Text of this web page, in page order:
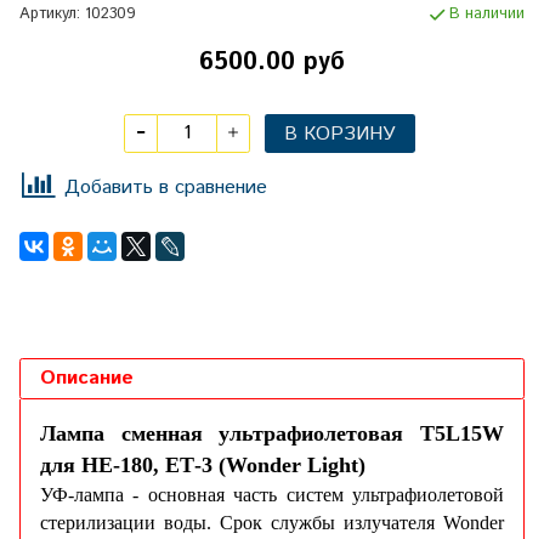
Артикул: 102309 В наличии
6500.00 руб
В КОРЗИНУ
Добавить в сравнение
Описание
Лампа сменная ультрафиолетовая T5L15W
для НЕ-180, ЕТ-3 (Wonder Light)
УФ-лампа - основная часть систем ультрафиолетовой
стерилизации воды. Срок службы излучателя Wonder